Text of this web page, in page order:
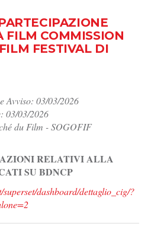
FILM COMMISSION
FESTIVAL DI
Avviso: 03/03/2026
03/03/2026
du Film - SOGOFIF
RELATIVI ALLA
SU BDNCP
dashboard/dettaglio_cig/?